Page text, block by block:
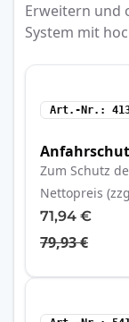
Erweitern und
System mit
Art.-Nr.
Zum Schutz
Nettopreis
71,94 €
79,93 €